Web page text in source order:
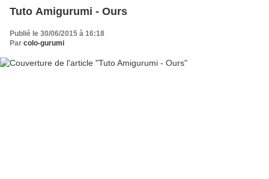
Tuto Amigurumi - Ours
Publié le 30/06/2015 à 16:18
Par colo-gurumi